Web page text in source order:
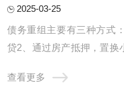
2025-03-25
债务重组主要有三种方式
贷2、通过房产抵押，置换
贷款。达到大幅降低月供
查看更多